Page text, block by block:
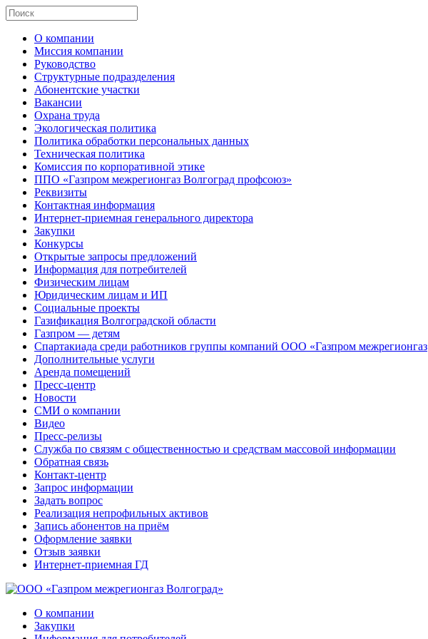
О компании
Миссия компании
Руководство
Структурные подразделения
Абонентские участки
Вакансии
Охрана труда
Экологическая политика
Политика обработки персональных данных
Техническая политика
Комиссия по корпоративной этике
ППО «Газпром межрегионгаз Волгоград профсоюз»
Реквизиты
Контактная информация
Интернет-приемная генерального директора
Закупки
Конкурсы
Открытые запросы предложений
Информация для потребителей
Физическим лицам
Юридическим лицам и ИП
Социальные проекты
Газификация Волгоградской области
Газпром — детям
Спартакиада среди работников группы компаний ООО «Газпром межрегионгаз
Дополнительные услуги
Аренда помещений
Пресс-центр
Новости
СМИ о компании
Видео
Пресс-релизы
Служба по связям с общественностью и средствам массовой информации
Обратная связь
Контакт-центр
Запрос информации
Задать вопрос
Реализация непрофильных активов
Запись абонентов на приём
Оформление заявки
Отзыв заявки
Интернет-приемная ГД
О компании
Закупки